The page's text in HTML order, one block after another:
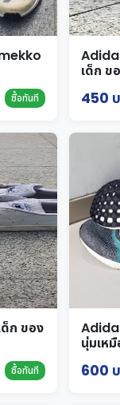
ซื้อทันที
เด็ก ข
450
ก ของ
ซื้อทันที
นุ่มเห
600